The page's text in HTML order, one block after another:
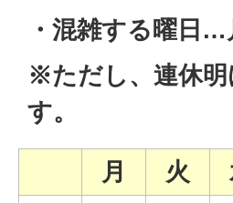
・混雑する曜日
※ただし、連休明
す。
月 火